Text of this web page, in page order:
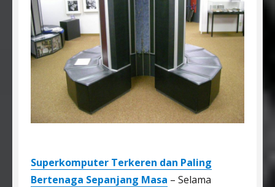
Superkomputer Terkeren dan Paling
Bertenaga Sepanjang Masa – Selama